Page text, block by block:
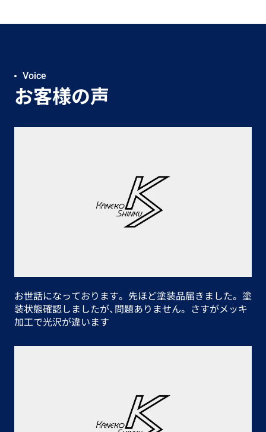
Voice
お客様の声
お世話になっております。 先ほど塗装品届きました。 塗
装状態確認しましたが、問題ありません。 さすがメッキ
加工で光沢が違います